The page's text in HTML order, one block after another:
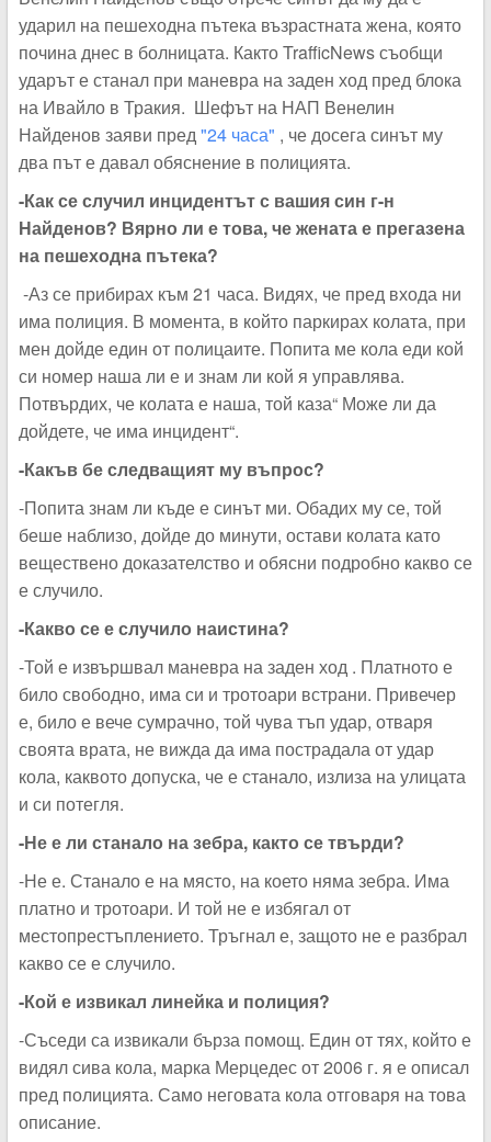
ударил на пешеходна пътека възрастната жена, която
почина днес в болницата. Както TrafficNews съобщи
ударът е станал при маневра на заден ход пред блока
на Ивайло в Тракия. Шефът на НАП Венелин
Найденов заяви пред"24 часа" , че досега синът му
два път е давал обяснение в полицията.
-Как се случил инцидентът с вашия син г-н
Найденов? Вярно ли е това, че жената е прегазена
на пешеходна пътека?
-Аз се прибирах към 21 часа. Видях, че пред входа ни
има полиция. В момента, в който паркирах колата, при
мен дойде един от полицаите. Попита ме кола еди кой
си номер наша ли е и знам ли кой я управлява.
Потвърдих, че колата е наша, той каза“ Може ли да
дойдете, че има инцидент“.
-Какъв бе следващият му въпрос?
-Попита знам ли къде е синът ми. Обадих му се, той
беше наблизо, дойде до минути, остави колата като
веществено доказателство и обясни подробно какво се
е случило.
-Какво се е случило наистина?
-Той е извършвал маневра на заден ход . Платното е
било свободно, има си и тротоари встрани. Привечер
е, било е вече сумрачно, той чува тъп удар, отваря
своята врата, не вижда да има пострадала от удар
кола, каквото допуска, че е станало, излиза на улицата
и си потегля.
-Не е ли станало на зебра, както се твърди?
-Не е. Станало е на място, на което няма зебра. Има
платно и тротоари. И той не е избягал от
местопрестъплението. Тръгнал е, защото не е разбрал
какво се е случило.
-Кой е извикал линейка и полиция?
-Съседи са извикали бърза помощ. Един от тях, който е
видял сива кола, марка Мерцедес от 2006 г. я е описал
пред полицията. Само неговата кола отговаря на това
описание.